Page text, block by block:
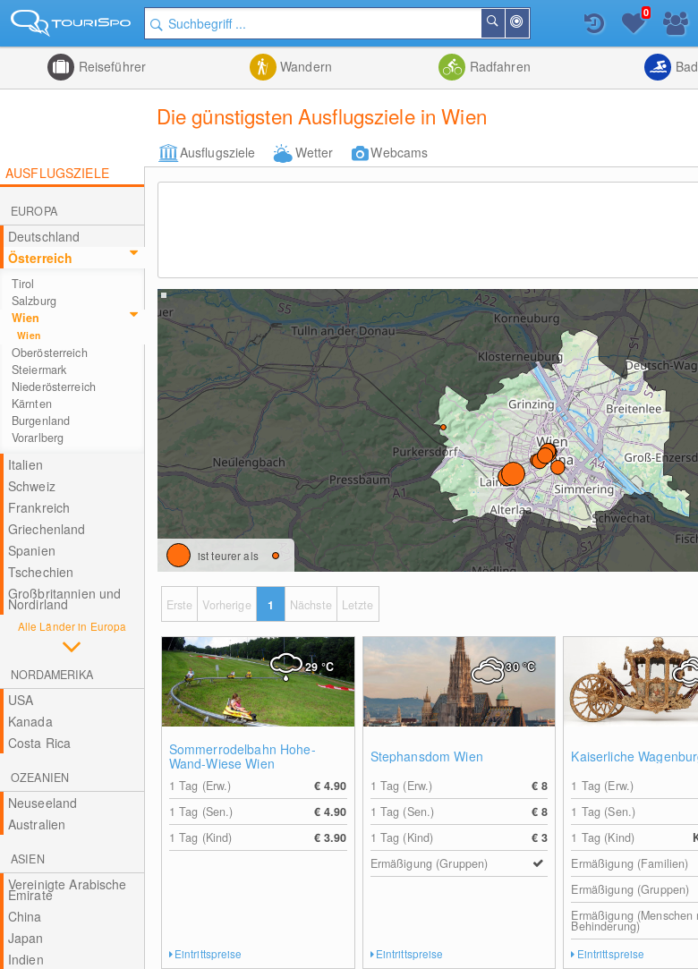
der
Nähe
Suchen
Listenansicht
0
Reiseführer Wandern Radfahren
Die günstigsten Ausflugsziele in Wien
Ausflugsziele Wetter
Webcams
AUSFLUGSZIELE
EUROPA
Deutschland
Österreich
Tirol
Salzburg
Wien
Wien
Oberösterreich
Steiermark
Niederösterreich
Kärnten
Burgenland
Vorarlberg
Italien
Schweiz
Frankreich
Griechenland
Spanien
Tschechien
Großbritannien und
Nordirland
Alle Länder in Europa
NORDAMERIKA
USA
Kanada
Costa Rica
OZEANIEN
Neuseeland
Australien
ASIEN
Vereinigte Arabische
Emirate
China
Japan
Indien
ist teurer als
Erste Vorherige 1 Nächste Letzte
Sommerrodelbahn Hohe-
Wand-Wiese Wien
29°C
1 Tag (Erw.)
€ 4.90
1 Tag (Sen.)
€ 4.90
1 Tag (Kind)
€ 3.90
Eintrittspreise
Stephansdom Wien
30°C
1 Tag (Erw.)
€ 8
1 Tag (Sen.)
€ 8
1 Tag (Kind)
€ 3
Ermäßigung (Gruppen)
Eintrittspreise
Kaiserliche
1 Tag (Erw.)
1 Tag (Sen.)
1 Tag (Kind)
Ermäßigung (Familien)
Ermäßigung (Gruppen)
Ermäßigung (Menschen
Behinderung)
Eintrittspreise